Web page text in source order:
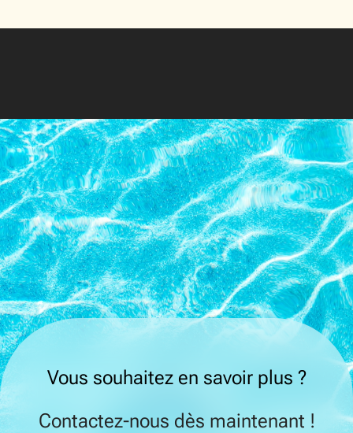
Vous souhaitez en savoir plus ?
Contactez-nous dès maintenant !